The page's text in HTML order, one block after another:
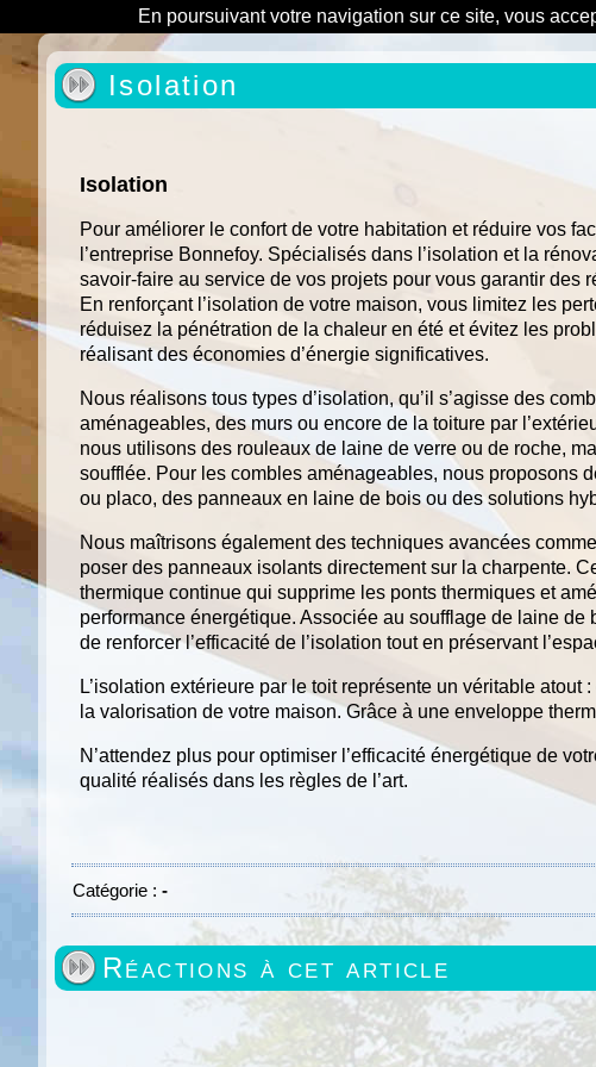
En poursuivant votre navigation sur ce site, vous
Isolation
Isolation
Pour améliorer le confort de votre habitation et réduire vos
l’entreprise Bonnefoy. Spécialisés dans l’isolation et la
savoir-faire au service de vos projets pour vous garantir des
En renforçant l’isolation de votre maison, vous limitez les
réduisez la pénétration de la chaleur en été et évitez les
réalisant des économies d’énergie significatives.
Nous réalisons tous types d’isolation, qu’il s’agisse des
aménageables, des murs ou encore de la toiture par
nous utilisons des rouleaux de laine de verre ou de roche,
soufflée. Pour les combles aménageables, nous proposons
ou placo, des panneaux en laine de bois ou des solutions
Nous maîtrisons également des techniques avancées
poser des panneaux isolants directement sur la charpente.
thermique continue qui supprime les ponts thermiques et
performance énergétique. Associée au soufflage de laine de
de renforcer l’efficacité de l’isolation tout en préservant
L’isolation extérieure par le toit représente un véritable
la valorisation de votre maison. Grâce à une enveloppe
N’attendez plus pour optimiser l’efficacité énergétique de
qualité réalisés dans les règles de l’art.
Catégorie : -
Réactions à cet article